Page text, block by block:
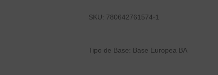
SKU: 780642761574-1
Tipo de Base: Base Europea BA